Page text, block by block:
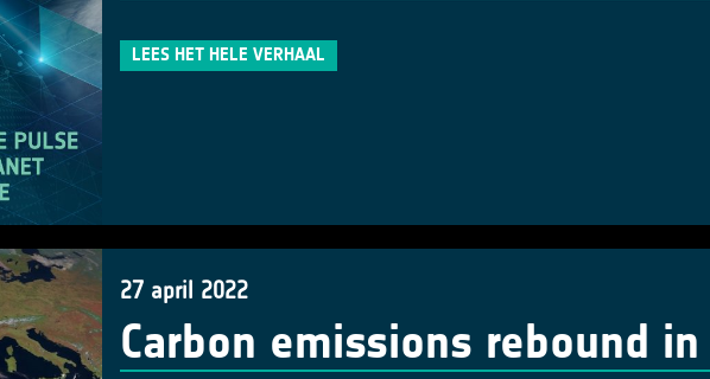
LEES HET HELE VERHAAL
27 april 2022
Carbon emissions rebound